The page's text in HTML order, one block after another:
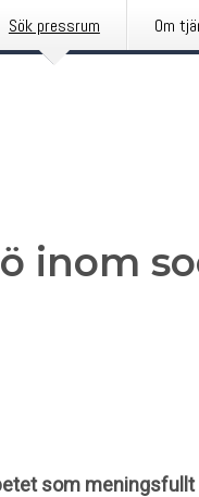
Sök pressrum Om
inom
som